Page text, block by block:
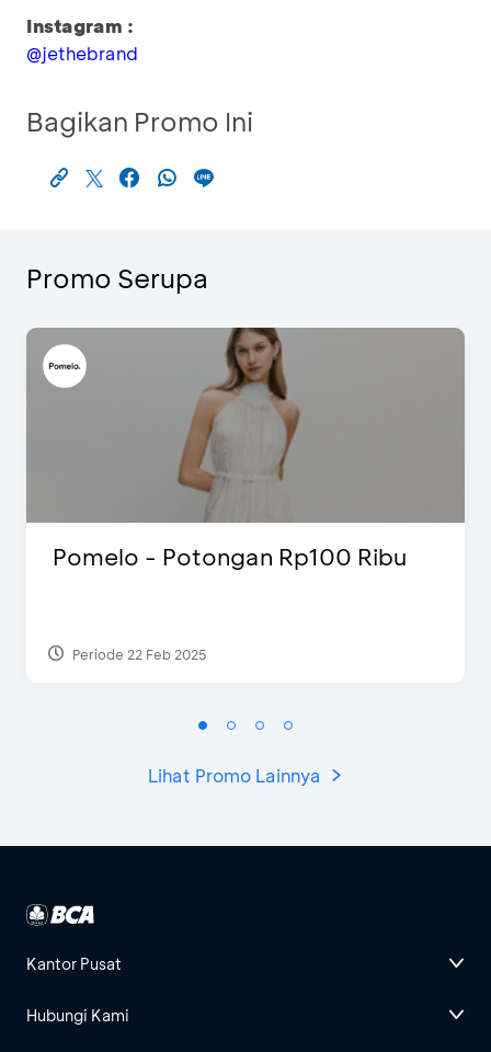
Instagram :
@jethebrand
Bagikan Promo Ini
Promo Serupa
Pomelo - Potongan Rp100 Ribu
Periode 22 Feb 2025
Lihat Promo Lainnya
Kantor Pusat
Hubungi Kami